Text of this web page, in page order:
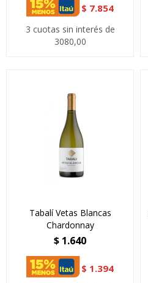
$ 7.854
3 cuotas sin interés de
3080,00
Tabalí Vetas Blancas
Chardonnay
$ 1.640
$ 1.394